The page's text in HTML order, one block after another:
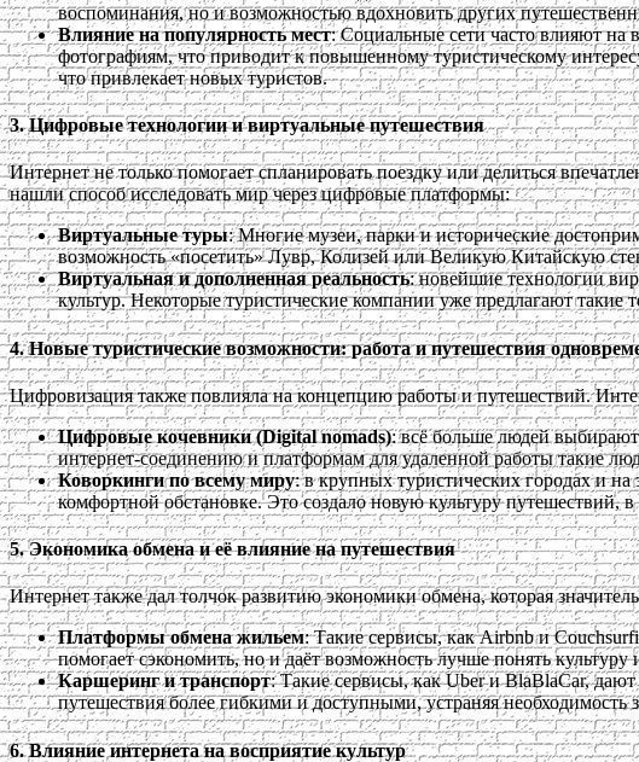
воспоминания, но и возможностью вдохновить других
Влияние на популярность мест: Социальные сети часто влияют на
фотографиям, что приводит к повышенному туристическому
что привлекает новых туристов.
3.Цифровые технологии и виртуальные путешествия
Интернет не только помогает спланировать поездку или делиться
нашли способ исследовать мир через цифровые платформы:
Виртуальные туры: Многие музеи, парки и исторические
возможность «посетить» Лувр, Колизей или Великую Китайскую
Виртуальная и дополненная реальность: новейшие технологии
культур. Некоторые туристические компании уже предлагают такие
4.Новые туристические возможности: работа и путешествия
Цифровизация также повлияла на концепцию работы и путешествий.
Цифровые кочевники (Digital nomads): всё больше людей
интернет-соединению и платформам для удаленной работы такие
Коворкинги по всему миру: в крупных туристических городах и на
комфортной обстановке. Это создало новую культуру путешествий,
5.Экономика обмена и её влияние на путешествия
Интернет также дал толчок развитию экономики обмена, которая
Платформы обмена жильем: Такие сервисы, как Airbnb и
помогает сэкономить, но и даёт возможность лучше понять
Каршеринг и транспорт: Такие сервисы, как Uber и BlaBlaCar,
путешествия более гибкими и доступными, устраняя необходимость
6.Влияние интернета на восприятие культур